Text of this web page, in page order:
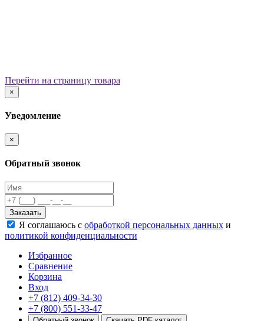
Игровые элементы
Качалки на пружине
Домики-беседки
Развивающие игровые элементы
ПДД для детей
Безопасные покрытия
Спортивные комплексы от 3 до 7 лет
Входные арки
Информационные стойки
Ограждения
Для детей с ограниченными возможностями
Школам
Перейти на страницу товара
×
Уведомление
×
Обратный звонок
Заказать
Я соглашаюсь с обработкой персональных данных и
политикой конфиденциальности
Избранное
Сравнение
Корзина
Вход
+7 (812) 409-34-30
+7 (800) 551-33-47